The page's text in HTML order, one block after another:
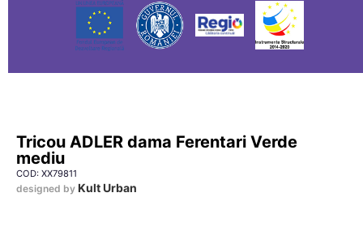
Tricou ADLER dama Ferentari Verde
mediu
COD: XX79811
designed by Kult Urban